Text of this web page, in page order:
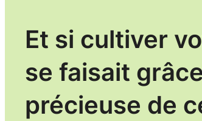
Et si cultiver
se faisait grâce
précieuse de